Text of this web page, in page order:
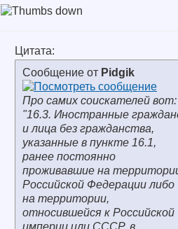
Цитата:
Сообщение от Pidgik
Про самих соискателей вот:
"16.3. Иностранные
и лица без гражданства,
указанные в пункте 16.1,
ранее постоянно
проживавшие на
Российской Федерации либо
на территории,
относившейся к Российской
империи или СССР, в